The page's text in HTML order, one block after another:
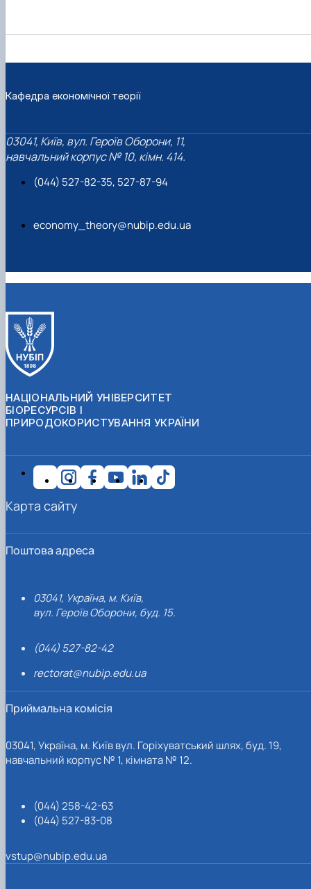
Кафедра економічної теорії
03041, Київ, вул. Героїв Оборони, 11,
навчальний корпус № 10, кімн. 414.
(044) 527-82-35, 527-87-94
economy_theory@nubip.edu.ua
НАЦІОНАЛЬНИЙ УНІВЕРСИТЕТ
БІОРЕСУРСІВ І
ПРИРОДОКОРИСТУВАННЯ УКРАЇНИ
Поштова адреса
03041, Україна, м. Київ,
вул. Героїв Оборони, буд. 15.
(044) 527-82-42
rectorat@nubip.edu.ua
Приймальна комісія
03041, Україна, м. Київ вул. Горіхуватський шлях, буд. 19,
навчальний корпус № 1, кімната № 12.
(044) 258-42-63
(044) 527-83-08
vstup@nubip.edu.ua
Карта сайту